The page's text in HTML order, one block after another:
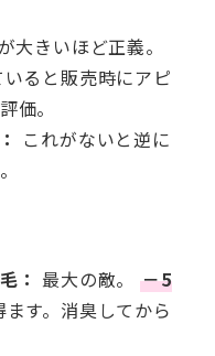
大きいほど正義。
ると販売時にアピ
価。
これがないと逆に
： 最大の敵。－5
す。消臭してから